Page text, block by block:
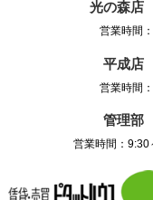
光の森店
営業時間
平成店
営業時間
管理部
営業時間：9:30